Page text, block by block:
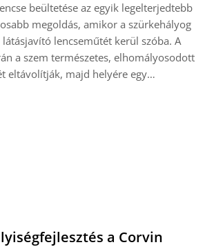
beültetése az egyik legelterjedtebb
megoldás, amikor a szürkehályog
lencseműtét kerül szóba. A
a szem természetes, elhomályosodott
eltávolítják, majd helyére egy…
a Corvin